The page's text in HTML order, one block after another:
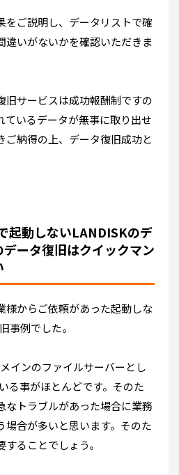
をご説明し、データリストで確
違いがないかを確認いただきま
旧サービスは成功報酬制ですの
ているデータが無事に取り出せ
ご納得の上、データ復旧成功と
起動しないLANDISKのデ
ータ復旧はクイックマン
様からご依頼があった起動しな
事例でした。
インのファイルサーバーとし
る事がほとんどです。そのた
なトラブルがあった場合に業務
場合が多いと思います。そのた
ることでしょう。